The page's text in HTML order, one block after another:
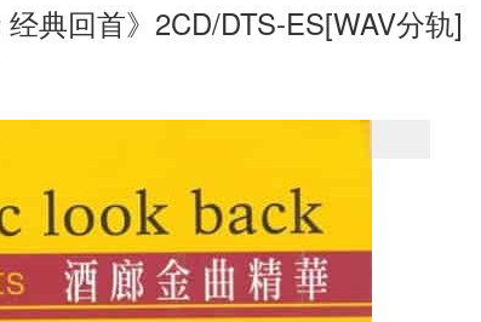
典回首》2CD/DTS-ES[WAV分轨]